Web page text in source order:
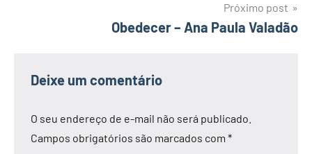
Próximo post
Obedecer – Ana Paula Valadão
Deixe um comentário
O seu endereço de e-mail não será publicado.
Campos obrigatórios são marcados com *